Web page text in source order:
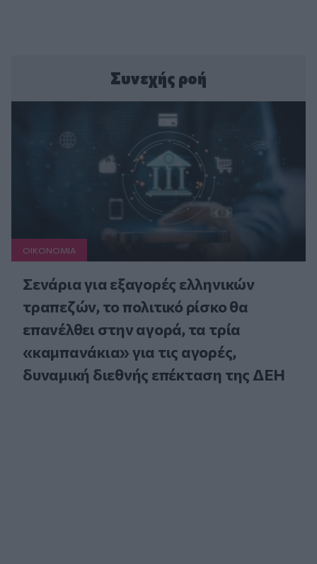
Συνεχής ροή
ΟΙΚΟΝΟΜΙΑ
Σενάρια για εξαγορές ελληνικών
τραπεζών, το πολιτικό ρίσκο θα
επανέλθει στην αγορά, τα τρία
«καμπανάκια» για τις αγορές,
δυναμική διεθνής επέκταση της ΔΕΗ